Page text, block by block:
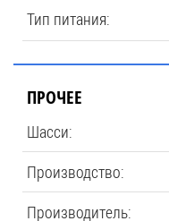
Тип питания:
ПРОЧЕЕ
Шасси:
Производство:
Производитель: